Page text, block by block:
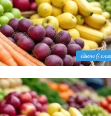
விலை
ம
க
ளி
ர்
உ
ரி
மை
2 hours ago